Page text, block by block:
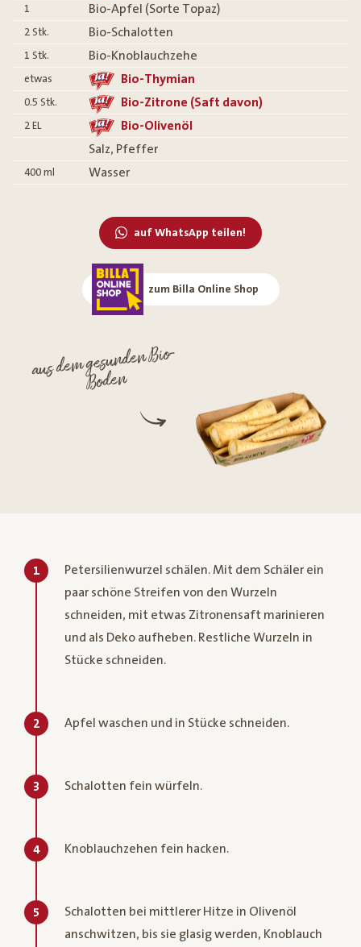
1 Bio-Apfel (Sorte Topaz)
2 Stk. Bio-Schalotten
1 Stk. Bio-Knoblauchzehe
etwas Bio-Thymian
0.5 Stk. Bio-Zitrone (Saft davon)
2 EL
Bio-Olivenöl
Salz, Pfeffer
400 ml Wasser
auf WhatsApp teilen!
zum Billa Online Shop
aus dem gesunden Bio-
Boden
1
Petersilienwurzel schälen. Mit dem Schäler ein
paar schöne Streifen von den Wurzeln
schneiden, mit etwas Zitronensaft marinieren
und als Deko aufheben. Restliche Wurzeln in
Stücke schneiden.
2 Apfel waschen und in Stücke schneiden.
3 Schalotten fein würfeln.
4 Knoblauchzehen fein hacken.
5
Schalotten bei mittlerer Hitze in Olivenöl
anschwitzen, bis sie glasig werden, Knoblauch